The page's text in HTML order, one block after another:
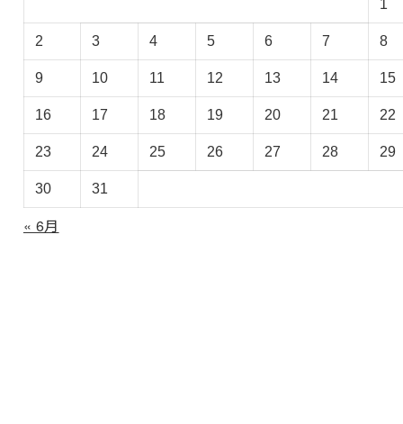
の
ア
ー
カ
イ
ブ
1
2 3 4 5 6 7 8
9 10 11 12 13 14 15
16 17 18 19 20 21 22
23 24 25 26 27 28 29
30 31
« 6月